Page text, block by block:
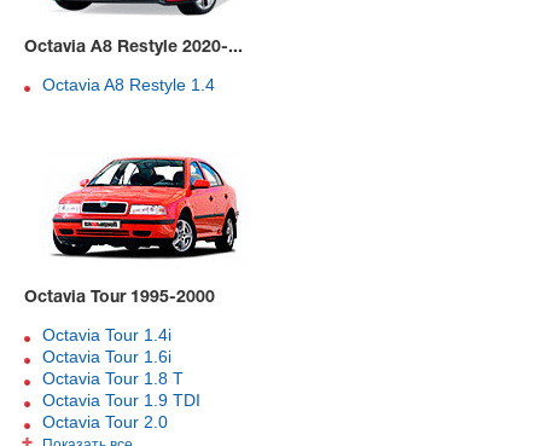
Octavia A8 Restyle 2020-...
Octavia A8 Restyle 1.4
Octavia Tour 1995-2000
Octavia Tour 1.4i
Octavia Tour 1.6i
Octavia Tour 1.8 T
Octavia Tour 1.9 TDI
Octavia Tour 2.0